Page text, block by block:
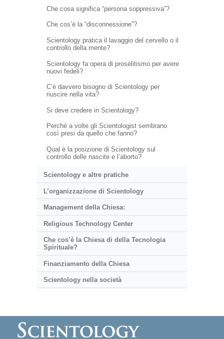
Che cosa significa “persona soppressiva”?
Che cos’è la “disconnessione”?
Scientology pratica il lavaggio del cervello o il
controllo della mente?
Scientology fa opera di proselitismo per avere
nuovi fedeli?
C’è davvero bisogno di Scientology per
riuscire nella vita?
Si deve credere in Scientology?
Perché a volte gli Scientologist sembrano
così presi da quello che fanno?
Qual è la posizione di Scientology sul
controllo delle nascite e l’aborto?
Scientology e altre pratiche
L’organizzazione di Scientology
Management della Chiesa:
Religious Technology Center
Che cos’è la Chiesa di della Tecnologia
Spirituale?
Finanziamento della Chiesa
Scientology nella società